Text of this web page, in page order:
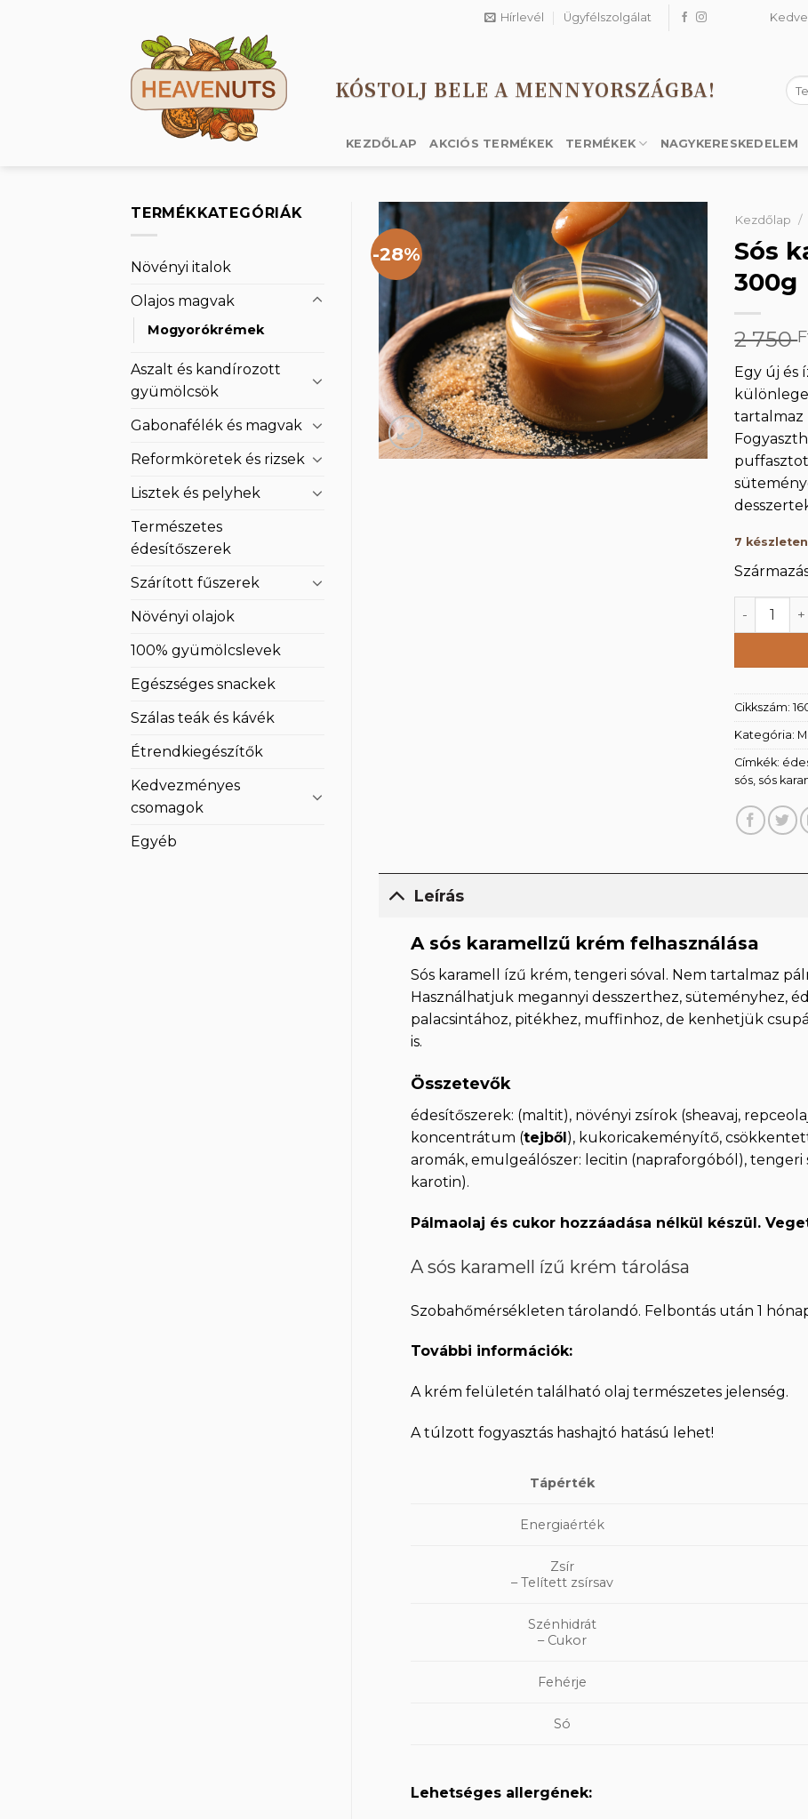
Hírlevél Ügyfélszolgálat
KÓSTOLJ BELE A MENNYORSZÁGBA!
a
KEZDŐLAP AKCIÓS TERMÉKEK TERMÉKEK NAGYKERESKEDELEM
TERMÉKKATEGÓRIÁK
Növényi italok
Olajos magvak
Mogyorókrémek
Aszalt és kandírozott
gyümölcsök
Gabonafélék és magvak
Reformköretek és rizsek
Lisztek és pelyhek
Természetes
édesítőszerek
Szárított fűszerek
Növényi olajok
100% gyümölcslevek
Egészséges snackek
Szálas teák és kávék
Étrendkiegészítők
Kedvezményes
csomagok
Egyéb
-28%
Kedvencekhez
Kezdőlap /
Sós
300g
2 750
Egy új és
tartalmaz
7 készleten
Sós
Cikkszám:
Kategória:
Címkék:
sós, sós
Leírás
A sós karamellzű krém felhasználása
Sós karamell ízű krém, tengeri sóval. Nem tartalmaz
Használhatjuk megannyi desszerthez, süteményhez,
palacsintához, pitékhez, muffinhoz, de kenhetjük
is.
Összetevők
édesítőszerek: (maltit), növényi zsírok (sheavaj,
koncentrátum (tejből), kukoricakeményítő,
aromák, emulgeálószer: lecitin (napraforgóból), tengeri
karotin).
Pálmaolaj és cukor hozzáadása nélkül készül.
A sós karamell ízű krém tárolása
Szobahőmérsékleten tárolandó. Felbontás után 1
További információk:
A krém felületén található olaj természetes jelenség.
A túlzott fogyasztás hashajtó hatású lehet!
Tápérték
Energiaérték
Zsír
– Telített zsírsav
Szénhidrát
– Cukor
Fehérje
Só
Lehetséges allergének: